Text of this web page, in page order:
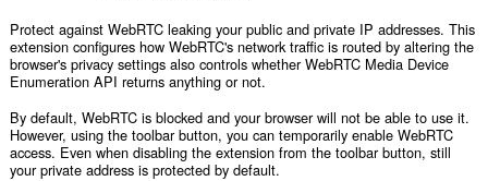
Protect against WebRTC leaking your public and private IP addresses. This
extension configures how WebRTC's network traffic is routed by altering the
browser's privacy settings also controls whether WebRTC Media Device
Enumeration API returns anything or not.
By default, WebRTC is blocked and your browser will not be able to use it.
However, using the toolbar button, you can temporarily enable WebRTC
access. Even when disabling the extension from the toolbar button, still
your private address is protected by default.